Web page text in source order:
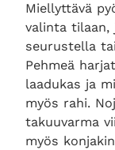
Miellyttävä
valinta tilaan,
seurustella
Pehmeä
laadukas ja
myös rahi.
takuuvarma
myös